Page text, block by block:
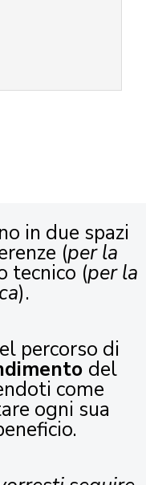
in due spazi
(per la
tecnico (per la
).
percorso di
del
come
ogni sua